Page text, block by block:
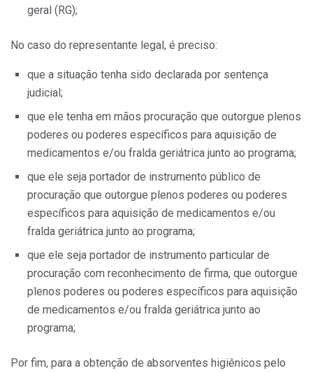
geral (RG);
No caso do representante legal, é preciso:
que a situação tenha sido declarada por sentença
judicial;
que ele tenha em mãos procuração que outorgue plenos
poderes ou poderes específicos para aquisição de
medicamentos e/ou fralda geriátrica junto ao programa;
que ele seja portador de instrumento público de
procuração que outorgue plenos poderes ou poderes
específicos para aquisição de medicamentos e/ou
fralda geriátrica junto ao programa;
que ele seja portador de instrumento particular de
procuração com reconhecimento de firma, que outorgue
plenos poderes ou poderes específicos para aquisição
de medicamentos e/ou fralda geriátrica junto ao
programa;
Por fim, para a obtenção de absorventes higiênicos pelo